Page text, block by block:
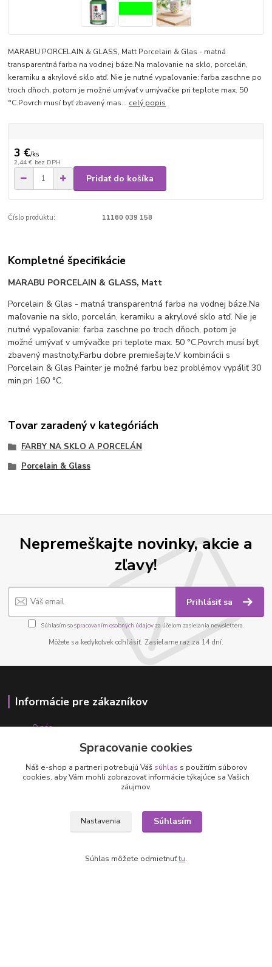
MARABU PORCELAIN & GLASS, Matt Porcelain & Glas - matná
transparentná farba na vodnej báze.Na maľovanie na sklo, porcelán,
keramiku a akrylové sklo atď. Nie je nutné vypaľovanie: farba zaschne po
troch dňoch, potom je možné umývať v umývačke pri teplote max. 50
°C.Povrch musí byť zbavený mas... celý popis
3 €/ks
2,44 € bez DPH
Pridať do košíka
Číslo produktu: 11160 039 158
Kompletné špecifikácie
MARABU PORCELAIN & GLASS, Matt
Porcelain & Glas - matná transparentná farba na vodnej báze.Na
maľovanie na sklo, porcelán, keramiku a akrylové sklo atď. Nie je
nutné vypaľovanie: farba zaschne po troch dňoch, potom je
možné umývať v umývačke pri teplote max. 50 °C.Povrch musí byť
zbavený mastnoty.Farbu dobre premiešajte.V kombinácii s
Porcelain & Glas Painter je možné farbu bez problémov vypáliť 30
min.pri 160 °C.
Tovar zaradený v kategóriách
FARBY NA SKLO A PORCELÁN
Porcelain & Glass
Nepremeškajte novinky, akcie a
zľavy!
Prihlásiť sa
Súhlasím sospracovaním osobných údajov za účelom zasielania newslettera.
Môžete sa kedykoľvek odhlásiť. Zasielame raz za 14 dní.
Informácie pre zákazníkov
O nás
Ako nakupovať
Obchodné podmienky
Fotogaléria
Kontakty
Spracovanie cookies
Náš e-shop a partneri potrebujú Váš súhlas s použitím súborov
cookies, aby Vám mohli zobrazovať informácie týkajúce sa Vašich
záujmov.
Nastavenia Súhlasím
Súhlas môžete odmietnuťtu.